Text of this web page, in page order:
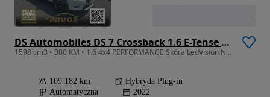
DS Automobiles DS 7 Crossback 1.6 E-Tense 4x4 Performance Line +
1598 cm3 • 300 KM • 1.6 4x4 PERFORMANCE Skóra LedVision Navi Panorama ARKOS
109 182 km
Hybryda Plug-in
Automatyczna
2022